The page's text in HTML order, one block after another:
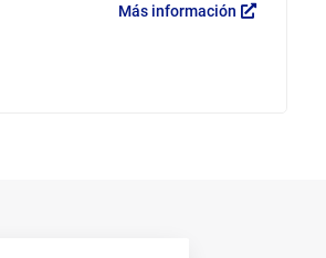
Más información